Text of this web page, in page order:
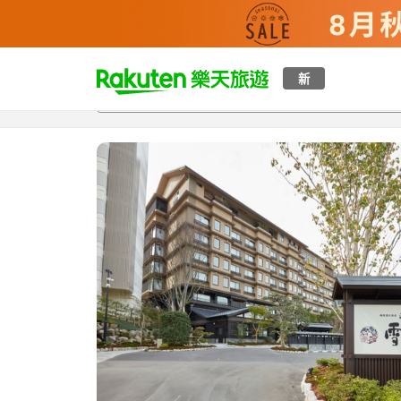
新
t
p
a
g
e
_
s
e
a
r
c
h
總覽客房與方案評語設施